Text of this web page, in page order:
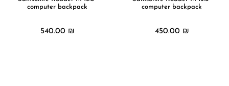
computer backpack
450.00 ₪
computer backpack
540.00 ₪